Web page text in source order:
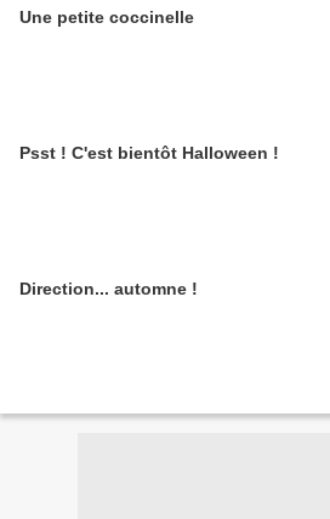
Une petite coccinelle
Psst ! C'est bientôt Halloween !
Direction... automne !